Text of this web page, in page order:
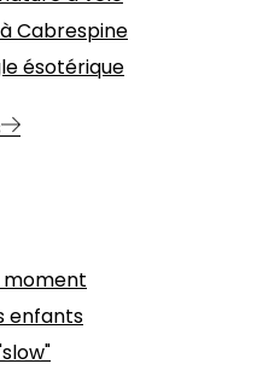
Cabrespine
ésotérique
moment
enfants